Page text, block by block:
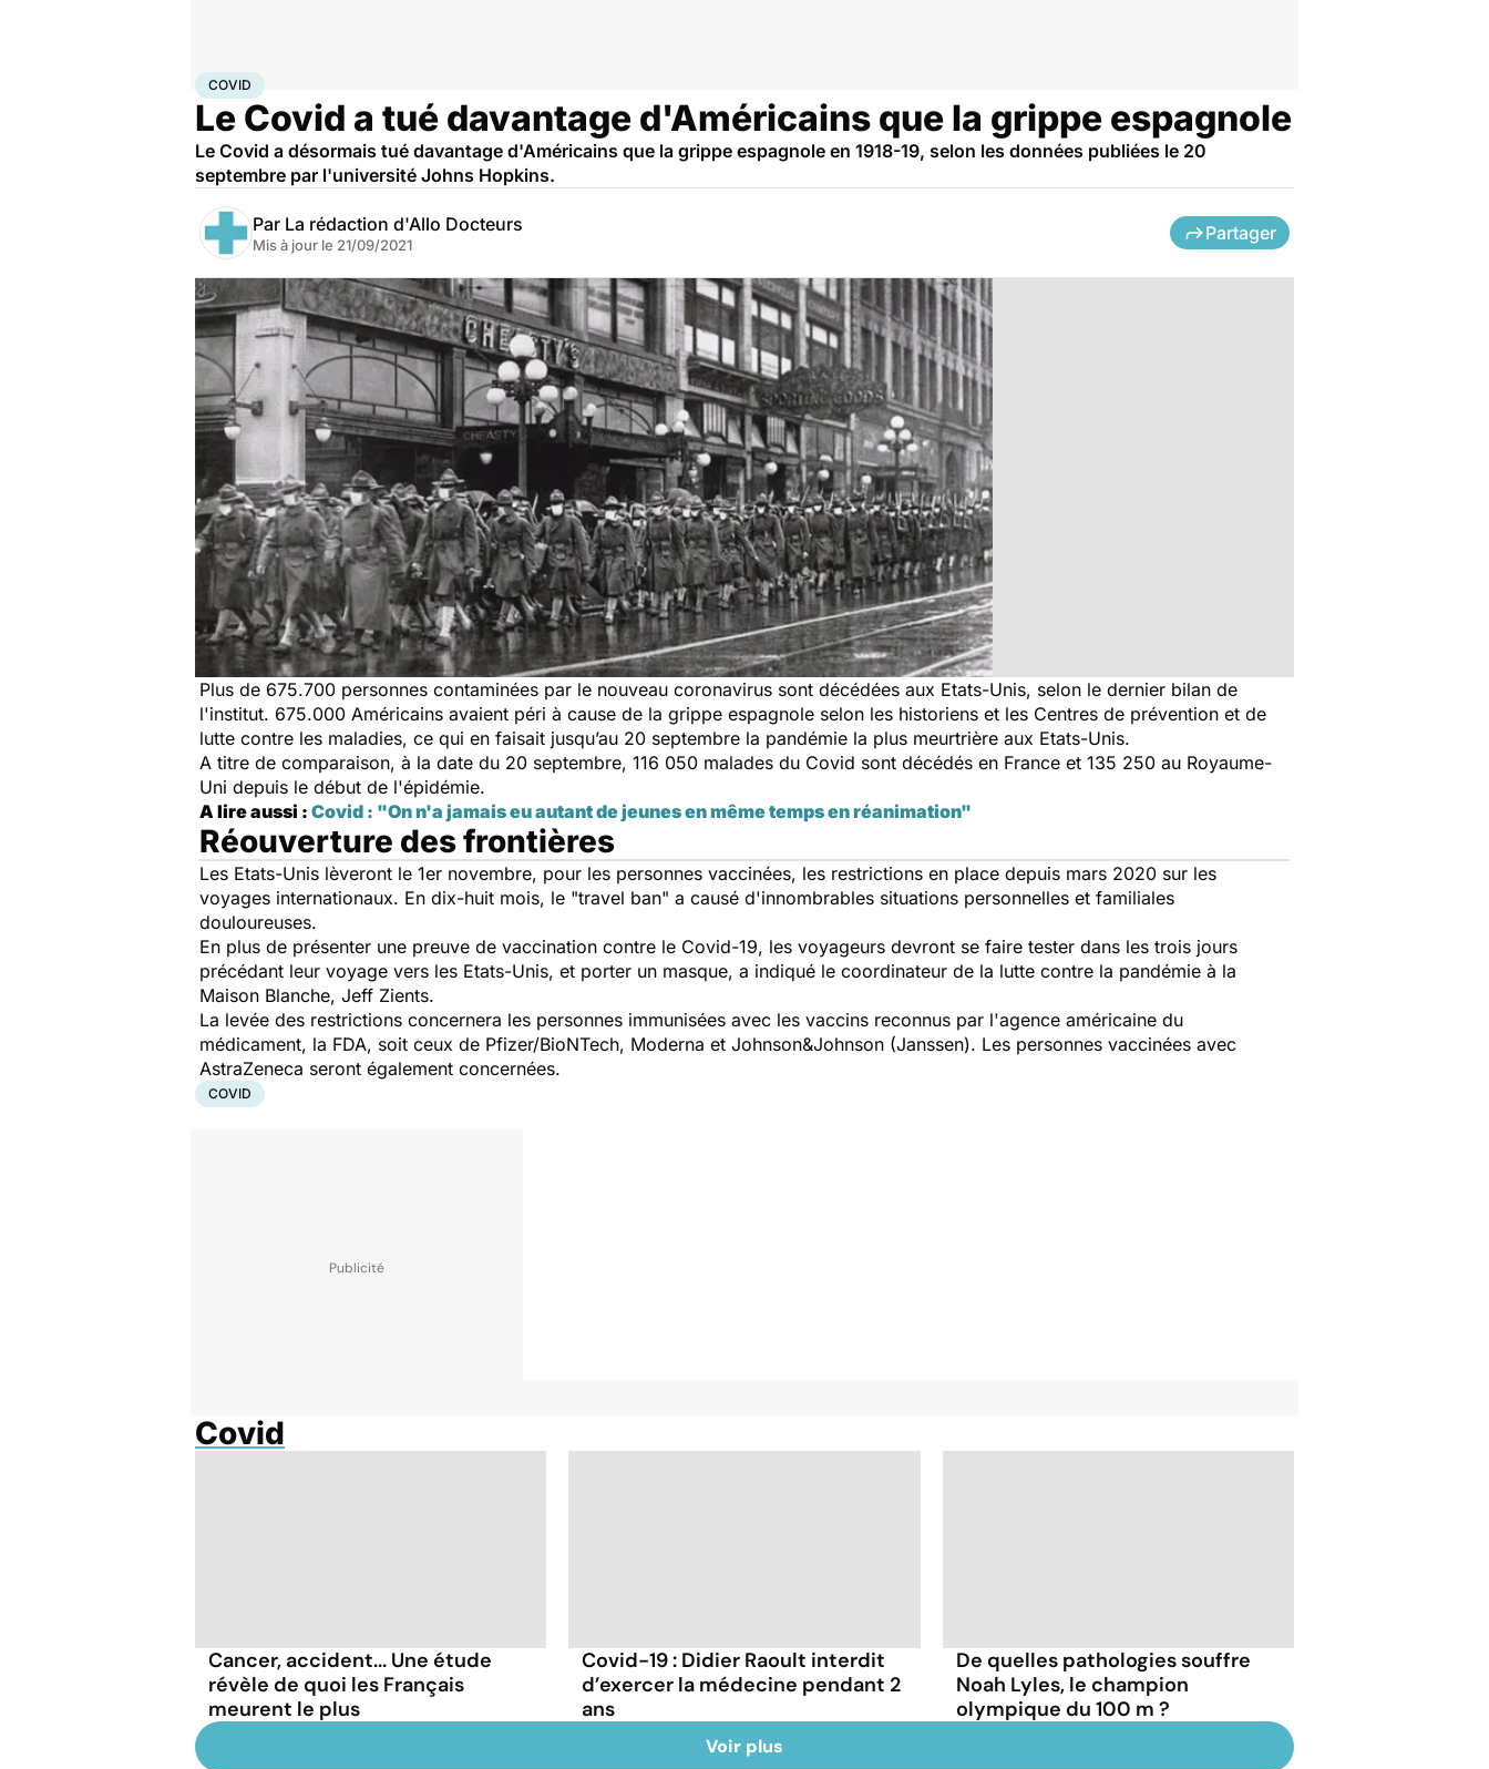
AccueilSanté
COVID
Le Covid a tué davantage d'Américains que la grippe espagnole
Le Covid a désormais tué davantage d'Américains que la grippe espagnole en 1918-19, selon les données publiées le 20
septembre par l'université Johns Hopkins.
Par La rédaction d'Allo Docteurs
Mis à jour le 21/09/2021
Partager
Plus de 675.700 personnes contaminées par le nouveau coronavirus sont décédées aux Etats-Unis, selon le dernier bilan de
l'institut. 675.000 Américains avaient péri à cause de la grippe espagnole selon les historiens et les Centres de prévention et de
lutte contre les maladies, ce qui en faisait jusqu’au 20 septembre la pandémie la plus meurtrière aux Etats-Unis.
A titre de comparaison, à la date du 20 septembre, 116 050 malades du Covid sont décédés en France et 135 250 au Royaume-
Uni depuis le début de l'épidémie.
A lire aussi : Covid : "On n'a jamais eu autant de jeunes en même temps en réanimation"
Réouverture des frontières
Les Etats-Unis lèveront le 1er novembre, pour les personnes vaccinées, les restrictions en place depuis mars 2020 sur les
voyages internationaux. En dix-huit mois, le "travel ban" a causé d'innombrables situations personnelles et familiales
douloureuses.
En plus de présenter une preuve de vaccination contre le Covid-19, les voyageurs devront se faire tester dans les trois jours
précédant leur voyage vers les Etats-Unis, et porter un masque, a indiqué le coordinateur de la lutte contre la pandémie à la
Maison Blanche, Jeff Zients.
La levée des restrictions concernera les personnes immunisées avec les vaccins reconnus par l'agence américaine du
médicament, la FDA, soit ceux de Pfizer/BioNTech, Moderna et Johnson&Johnson (Janssen). Les personnes vaccinées avec
AstraZeneca seront également concernées.
COVID
Covid
Cancer, accident... Une étude
révèle de quoi les Français
meurent le plus
Covid-19 : Didier Raoult interdit
d’exercer la médecine pendant 2
ans
De quelles pathologies souffre
Noah Lyles, le champion
olympique du 100 m ?
Voir plus